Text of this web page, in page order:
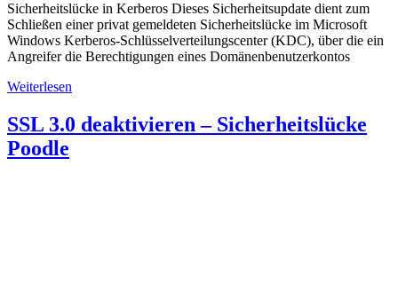
Sicherheitslücke in Kerberos Dieses Sicherheitsupdate dient zum
Schließen einer privat gemeldeten Sicherheitslücke im Microsoft
Windows Kerberos-Schlüsselverteilungscenter (KDC), über die ein
Angreifer die Berechtigungen eines Domänenbenutzerkontos
Weiterlesen
SSL 3.0 deaktivieren – Sicherheitslücke
Poodle